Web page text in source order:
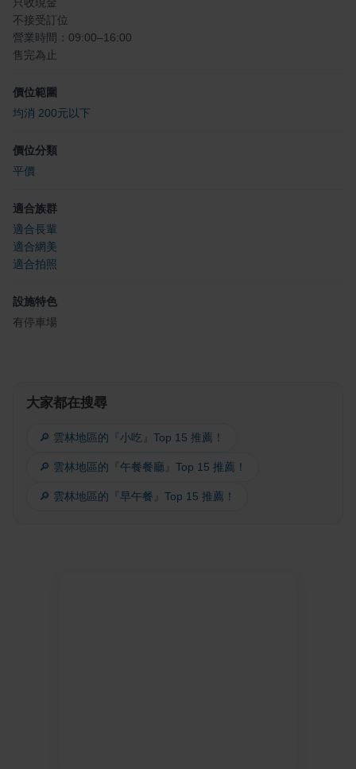
只收現金
不接受訂位
營業時間：09:00–16:00
售完為止
價位範圍
均消 200元以下
價位分類
平價
適合族群
適合長輩
適合網美
適合拍照
設施特色
有停車場
大家都在搜尋
🔎 雲林地區的『小吃』Top 15 推薦！
🔎 雲林地區的『午餐餐廳』Top 15 推薦！
🔎 雲林地區的『早午餐』Top 15 推薦！